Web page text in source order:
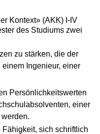
Kontext» (AKK) I-IV
des Studiums zwei
zu stärken, die der
Ingenieur, einer
Persönlichkeitswerten
einer
sich schriftlich